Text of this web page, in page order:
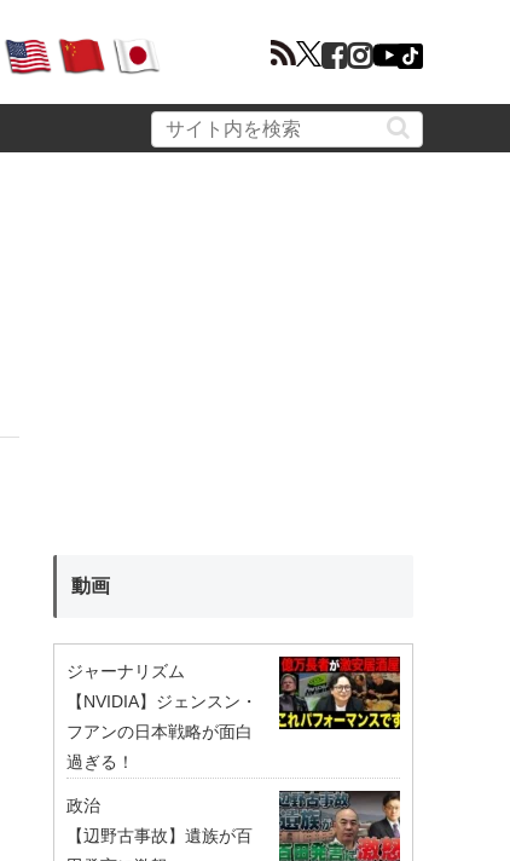
動画
ジャーナリズム
【NVIDIA】ジェンスン・
フアンの日本戦略が面白
過ぎる！
政治
【辺野古事故】遺族が百